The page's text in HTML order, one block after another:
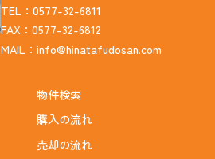
TEL：0577-32-6811
FAX：0577-32-6812
MAIL：info@hinatafudosan.com
物件検索
購入の流れ
売却の流れ